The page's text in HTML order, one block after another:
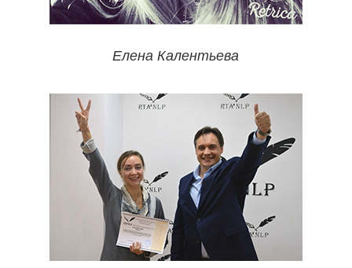
Елена Калентьева